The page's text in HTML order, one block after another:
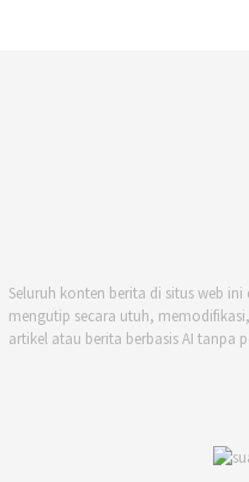
Seluruh konten berita di situs web
mengutip secara utuh,
artikel atau berita berbasis AI tanpa